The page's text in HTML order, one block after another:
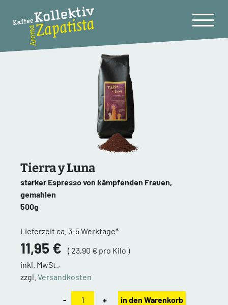
Tierra y Luna
starker Espresso von kämpfenden Frauen,
gemahlen
500g
Lieferzeit ca. 3-5 Werktage*
11,95 €
( 23,90 € pro Kilo )
inkl. MwSt.,
zzgl. Versandkosten
-
+
in den Warenkorb